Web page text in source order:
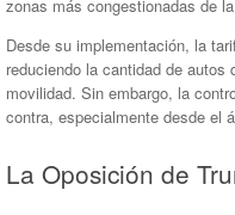
zonas más congestionadas de
Desde su implementación, la
reduciendo la cantidad de autos
movilidad. Sin embargo, la
contra, especialmente desde el
La Oposición de